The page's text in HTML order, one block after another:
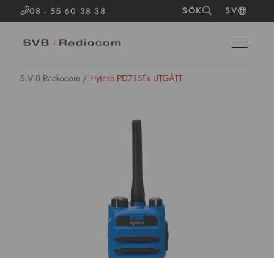
08 - 55 60 38 38 SÖK SV
S.V.B Radiocom / Hytera PD715Ex UTGÅTT